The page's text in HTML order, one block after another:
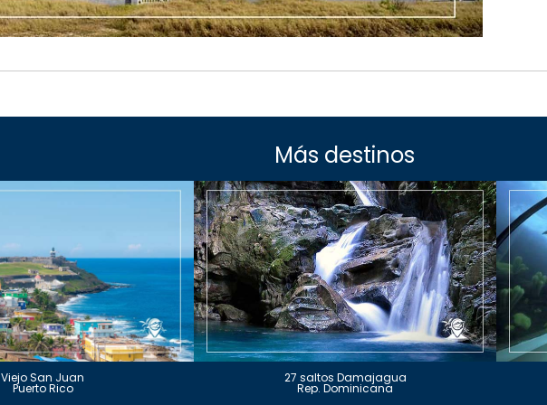
Más destinos
Viejo San Juan
Puerto Rico
27 saltos Damajagua
Rep. Dominicana